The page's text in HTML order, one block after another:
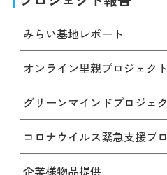
みらい基地レポート
オンライン里親プロジェクト
グリーンマインドプロジェ
コロナウイルス緊急支援プ
企業様物品提供